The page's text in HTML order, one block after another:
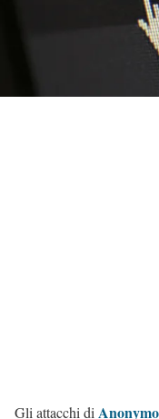
Gli attacchi di